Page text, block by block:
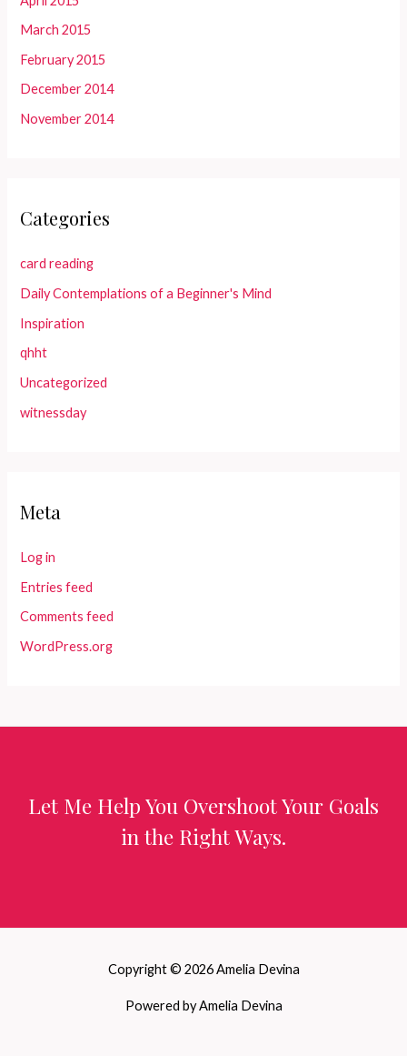
March 2015
February 2015
December 2014
November 2014
Categories
card reading
Daily Contemplations of a Beginner's Mind
Inspiration
qhht
Uncategorized
witnessday
Meta
Log in
Entries feed
Comments feed
WordPress.org
Let Me Help You Overshoot Your Goals
in the Right Ways.
Copyright © 2026 Amelia Devina
Powered by Amelia Devina